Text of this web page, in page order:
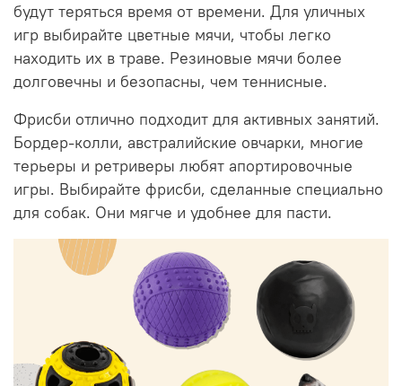
будут теряться время от времени. Для уличных
игр выбирайте цветные мячи, чтобы легко
находить их в траве. Резиновые мячи более
долговечны и безопасны, чем теннисные.
Фрисби отлично подходит для активных занятий.
Бордер-колли, австралийские овчарки, многие
терьеры и ретриверы любят апортировочные
игры. Выбирайте фрисби, сделанные специально
для собак. Они мягче и удобнее для пасти.